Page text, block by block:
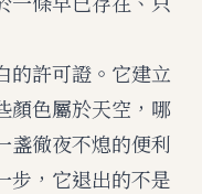
的許可證。它建立
顏色屬於天空，哪
盞徹夜不熄的便利
步，它退出的不是